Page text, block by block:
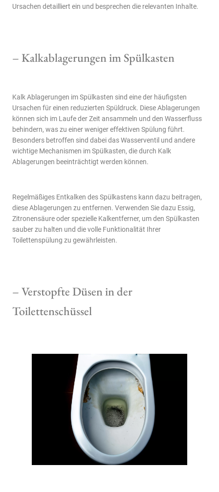
Ursachen detailliert ein und besprechen die relevanten Inhalte.
– Kalkablagerungen im Spülkasten
Kalk Ablagerungen im Spülkasten sind eine der häufigsten
Ursachen für einen reduzierten Spüldruck. Diese Ablagerungen
können sich im Laufe der Zeit ansammeln und den Wasserfluss
behindern, was zu einer weniger effektiven Spülung führt.
Besonders betroffen sind dabei das Wasserventil und andere
wichtige Mechanismen im Spülkasten, die durch Kalk
Ablagerungen beeinträchtigt werden können.
Regelmäßiges Entkalken des Spülkastens kann dazu beitragen,
diese Ablagerungen zu entfernen. Verwenden Sie dazu Essig,
Zitronensäure oder spezielle Kalkentferner, um den Spülkasten
sauber zu halten und die volle Funktionalität Ihrer
Toilettenspülung zu gewährleisten.
– Verstopfte Düsen in der
Toilettenschüssel